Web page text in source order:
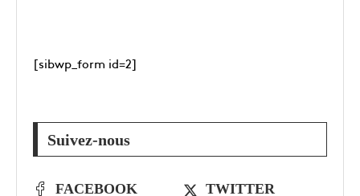
[sibwp_form id=2]
Suivez-nous
FACEBOOK TWITTER